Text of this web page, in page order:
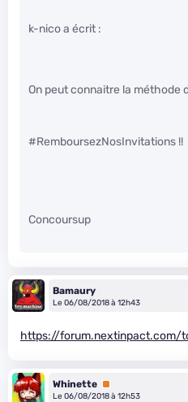
k-nico a écrit :
On peut connaitre la méthode
#RemboursezNosInvitations !!
Concoursup
Bamaury
Le 06/08/2018 à 12h43
https://forum.nextinpact.com/
Whinette Premium
Le 06/08/2018 à 12h53